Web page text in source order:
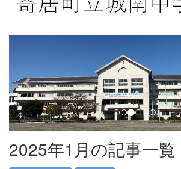
e
v
i
o
u
s
2025年1月の記事一覧